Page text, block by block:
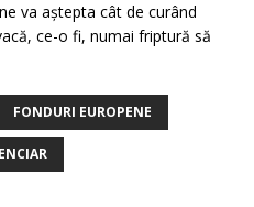
va aștepta cât de curând
ce-o fi, numai friptură să
FONDURI EUROPENE